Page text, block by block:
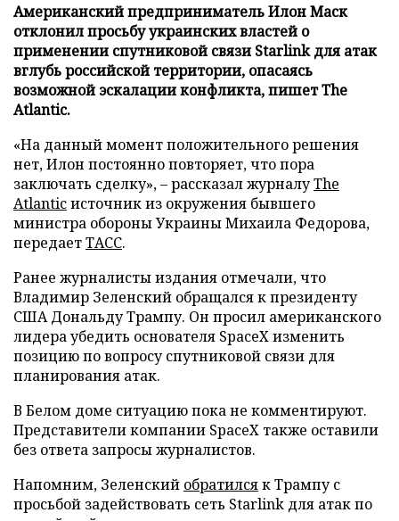
Американский предприниматель Илон Маск
отклонил просьбу украинских властей о
применении спутниковой связи Starlink для атак
вглубь российской территории, опасаясь
возможной эскалации конфликта, пишет The
Atlantic.
«На данный момент положительного решения
нет, Илон постоянно повторяет, что пора
заключать сделку», – рассказал журналуThe
Atlanticисточник из окружения бывшего
министра обороны Украины Михаила Федорова,
передаетТАСС.
Ранее журналисты издания отмечали, что
Владимир Зеленский обращался к президенту
США Дональду Трампу. Он просил американского
лидера убедить основателя SpaceX изменить
позицию по вопросу спутниковой связи для
планирования атак.
В Белом доме ситуацию пока не комментируют.
Представители компании SpaceX также оставили
без ответа запросы журналистов.
Напомним, Зеленский обратилсяк Трампу с
просьбой задействовать сеть Starlink для атак по